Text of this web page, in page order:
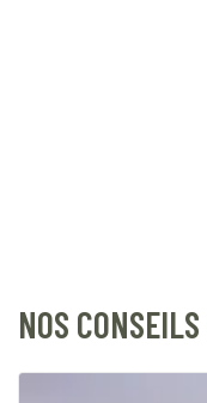
NOS CONSEILS